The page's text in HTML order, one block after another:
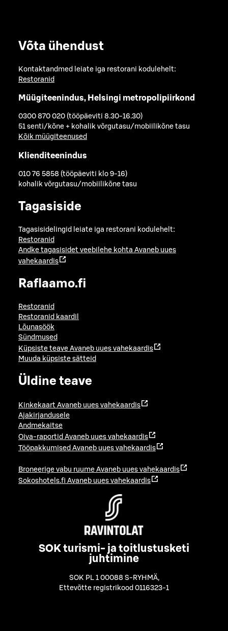
Võta ühendust
Kontaktandmed leiate iga restorani kodulehelt:
Restoranid
Müügiteenindus, Helsingi metropolipiirkond
0300 870 020 (tööpäeviti 8.30-16.30)
51 senti/kõne + kohalik võrgutasu/mobiilikõne tasu
Kõik müügiteenused
Klienditeenindus
010 76 5858 (tööpäeviti klo 9-16)
kohalik võrgutasu/mobiilikõne tasu
Tagasiside
Tagasisidelingid leiate iga restorani kodulehelt:
Restoranid
Andke tagasisidet veebilehe kohta Avaneb uues
vahekaardis
Raflaamo.fi
Restoranid
Restoranid kaardil
Lõunasöök
Sündmused
Küpsiste teave Avaneb uues vahekaardis
Muuda küpsiste sätteid
Üldine teave
Kinkekaart Avaneb uues vahekaardis
Ajakirjandusele
Andmekaitse
Oiva-raportid Avaneb uues vahekaardis
Tööpakkumised Avaneb uues vahekaardis
Broneerige vabu ruume Avaneb uues vahekaardis
Sokoshotels.fi Avaneb uues vahekaardis
SOK turismi- ja toitlustusketi
juhtimine
SOK PL 1 00088 S-RYHMÄ,
Ettevõtte registrikood 0116323-1